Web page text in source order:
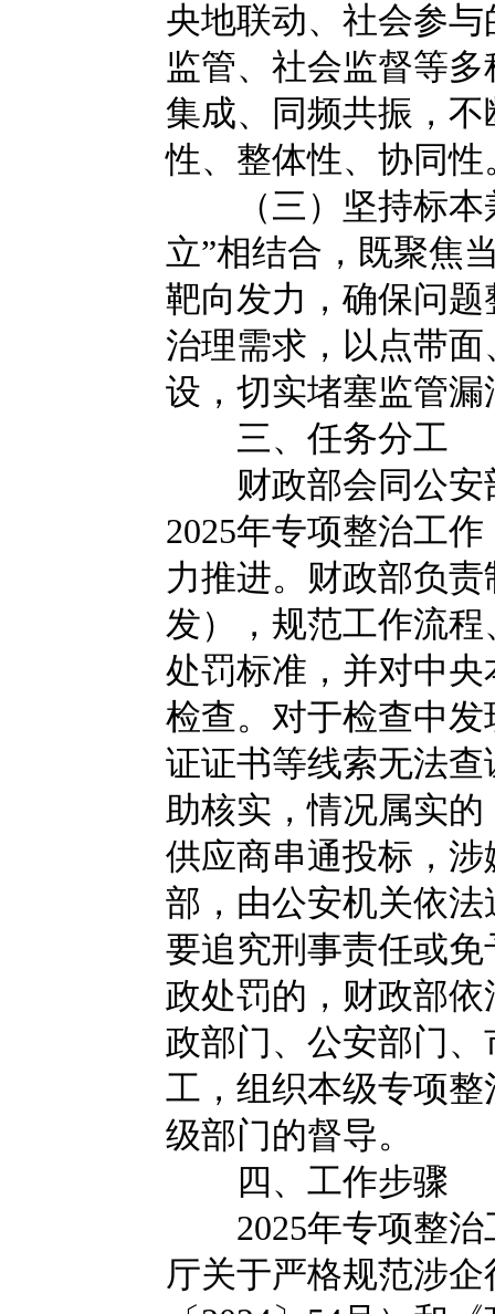
央地联动、社会参
监管、社会监督等
集成、同频共振，
性、整体性、协同性
（三）坚持标本
立”相结合，既聚焦
靶向发力，确保问
治理需求，以点带
设，切实堵塞监管漏
三、任务分工
财政部会同公安
2025年专项整治工
力推进。财政部负
发），规范工作流
处罚标准，并对中
检查。对于检查中
证证书等线索无法
助核实，情况属实
供应商串通投标，
部，由公安机关依
要追究刑事责任或
政处罚的，财政部
政部门、公安部门
工，组织本级专项
级部门的督导。
四、工作步骤
2025年专项整治
厅关于严格规范涉